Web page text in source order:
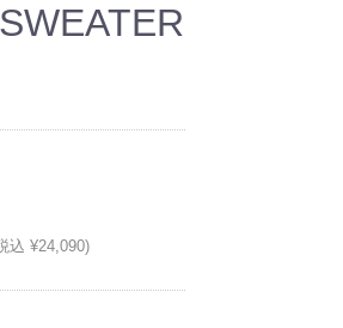
込 ¥24,090)